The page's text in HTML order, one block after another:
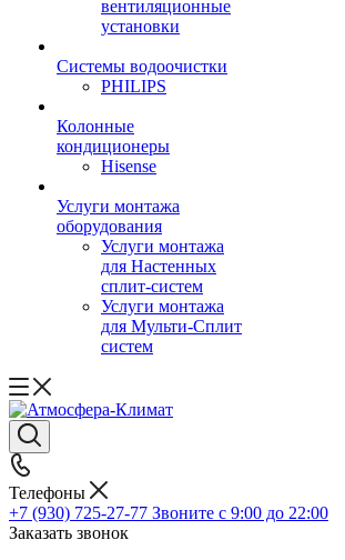
вентиляционные
установки
Системы водоочистки
PHILIPS
Колонные
кондиционеры
Hisense
Услуги монтажа
оборудования
Услуги монтажа
для Настенных
сплит-систем
Услуги монтажа
для Мульти-Сплит
систем
Телефоны
+7 (930) 725-27-77 Звоните с 9:00 до 22:00
Заказать звонок